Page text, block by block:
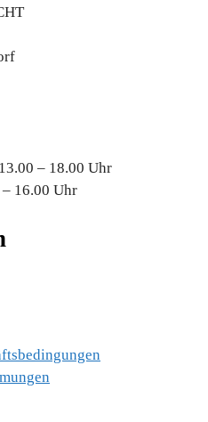
– 18.00 Uhr
16.00 Uhr